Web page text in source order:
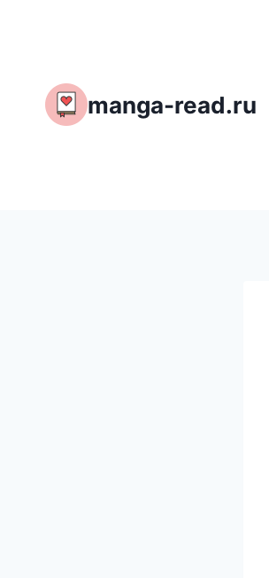
manga-read.ru